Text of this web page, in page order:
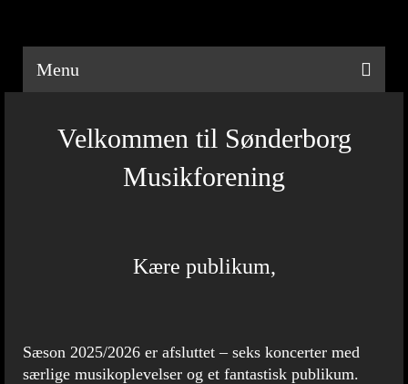
Menu
Velkommen til Sønderborg
Musikforening
Kære publikum,
Sæson 2025/2026 er afsluttet – seks koncerter med
særlige musikoplevelser og et fantastisk publikum.